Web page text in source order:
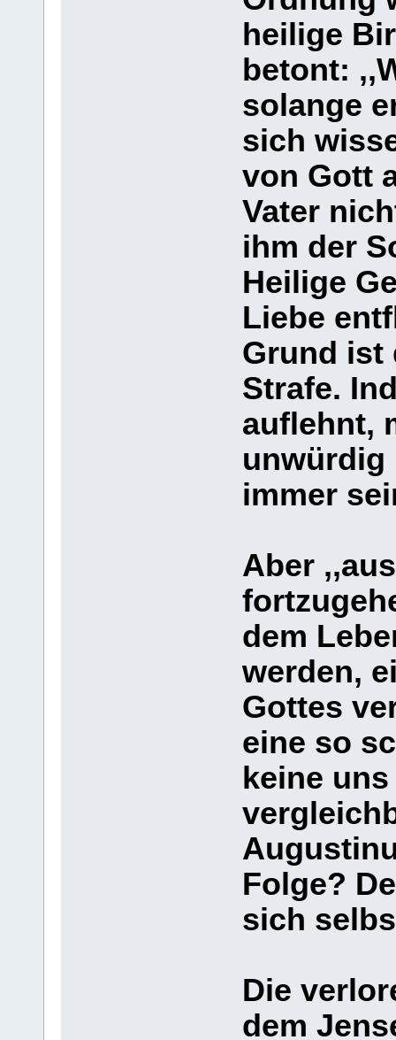
heilige
betont:
solange
sich
von Gott
Vater
ihm der
Heilige
Liebe
Grund ist
Strafe.
auflehnt,
unwürdig
immer
Aber
dem
werden,
Gottes
eine so
keine
Folge?
sich
Die
dem